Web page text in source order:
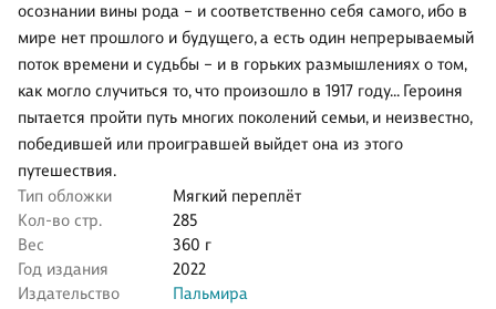
осознании вины рода – и соответственно себя самого, ибо в
мире нет прошлого и будущего, а есть один непрерываемый
поток времени и судьбы – и в горьких размышлениях о том,
как могло случиться то, что произошло в 1917 году… Героиня
пытается пройти путь многих поколений семьи, и неизвестно,
победившей или проигравшей выйдет она из этого
путешествия.
Тип обложки
Мягкий переплёт
Кол-во стр.
285
Вес
360 г
Год издания
2022
Издательство
Пальмира